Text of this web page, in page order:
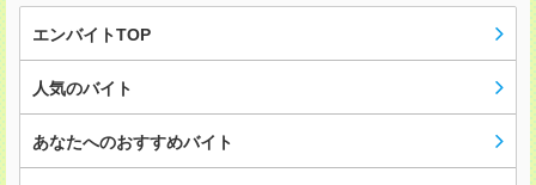
エンバイトTOP
人気のバイト
あなたへのおすすめバイト